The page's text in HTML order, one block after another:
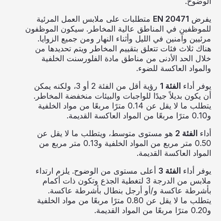
يفرض EN 20471 متطلبات على ملابس العمل المرئية
للموظفين في المناطق عالية المخاطر. سيكون الموظفون
مرئيين وآمنين في الليل وأثناء النهار ومن جميع الزوايا.
هناك ثلاث فئات تتعلق بتقييم المخاطر ويتم تحديدها من
خلال الحد الأدنى من مناطق مادة الفلورسنت الخلفية
والمواد العاكسة للضوء.
يوفر أداء الفئة 1
رؤية أقل من الفئة 2 أو 3، ولكنه يمكن
أن يكون بديلاً جيدًا للواجبات والبيئات منخفضة المخاطر.
يتطلب ما لا يقل عن 0.14 مترًا مربعًا من مواد الخلفية
و0.10 مترًا مربعًا من المواد العاكسة القديمة.
أداء الفئة 2
هو مستوى متوسط، ويتطلب ما لا يقل عن
0.50 متر مربع من المواد الخلفية و0.13 متر مربع من
المواد العاكسة القديمة.
يوفر أداء الفئة 3
أعلى مستوى من الوضوح. يلزم ارتداء
ملابس من الدرجة 3 لتغطية الجذع وتكون ذات أكمام
بأشرطة عاكسة و/أو أرجل بنطال بأشرطة عاكسة.
يتطلب ما لا يقل عن 0.80 مترًا مربعًا من مواد الخلفية
و0.20 مترًا مربعًا من المواد القديمة.